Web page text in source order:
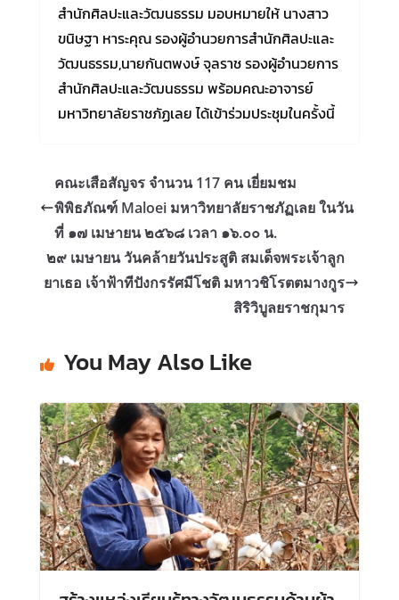
สำนักศิลปะและวัฒนธรรม มอบหมายให้ นางสาว
ขนิษฐา หาระคุณ รองผู้อำนวยการสำนักศิลปะและ
วัฒนธรรม,นายกันตพงษ์ จุลราช รองผู้อำนวยการ
สำนักศิลปะและวัฒนธรรม พร้อมคณะอาจารย์
มหาวิทยาลัยราชภัฏเลย ได้เข้าร่วมประชุมในครั้งนี้
คณะเสือสัญจร จำนวน 117 คน เยี่ยมชม
พิพิธภัณฑ์ Maloei มหาวิทยาลัยราชภัฏเลย ในวัน
ที่ ๑๗ เมษายน ๒๕๖๘ เวลา ๑๖.๐๐ น.
๒๙ เมษายน วันคล้ายวันประสูติ สมเด็จพระเจ้าลูก
ยาเธอ เจ้าฟ้าทีปังกรรัศมีโชติ มหาวชิโรตตมางกูร
สิริวิบูลยราชกุมาร
You May Also Like